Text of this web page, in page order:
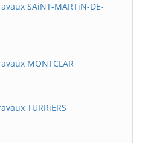
SAiNT-MARTiN-DE-
MONTCLAR
TURRiERS